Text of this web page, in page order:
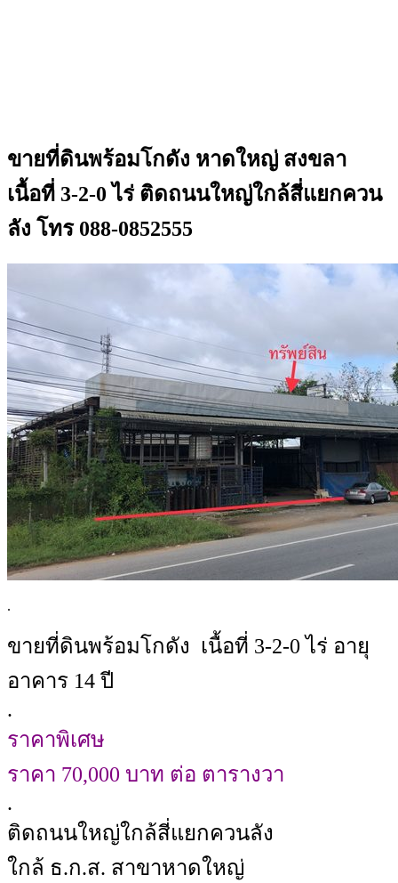
ขายที่ดินพร้อมโกดัง หาดใหญ่ สงขลา
เนื้อที่ 3-2-0 ไร่ ติดถนนใหญ่ใกล้สี่แยกควน
ลัง โทร 088-0852555
.
ขายที่ดินพร้อมโกดัง เนื้อที่ 3-2-0 ไร่ อายุ
อาคาร 14 ปี
.
ราคาพิเศษ
ราคา 70,000 บาท ต่อ ตารางวา
.
ติดถนนใหญ่ใกล้สี่แยกควนลัง
ใกล้ ธ.ก.ส. สาขาหาดใหญ่